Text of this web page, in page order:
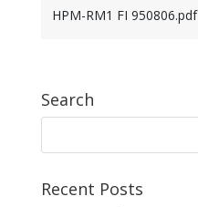
HPM-RM1 FI 950806.pdf
Search
Recent Posts